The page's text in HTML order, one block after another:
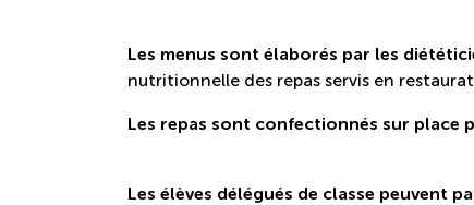
Les menus sont élaborés par les
nutritionnelle des repas servis en
Les repas sont confectionnés sur place
Les élèves délégués de classe peuvent